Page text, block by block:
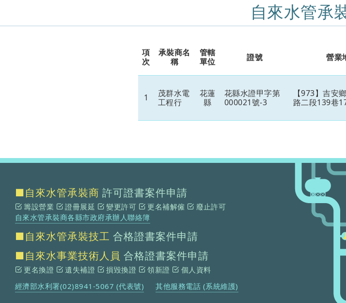
自來水管承
項
次
承裝商名
稱
管轄
單位
證號 營業
1
茂群水電
工程行
花蓮
縣
花縣水證甲字第
000021號-3
【973】吉安
路二段139巷
■自來水管承裝商 許可證書案件申請
籌設營業 證冊展延 變更許可 更名補解僱
廢止許可
自來水管承裝商各縣市政府承辦人聯絡簿
■自來水管承裝技工 合格證書案件申請
■自來水事業技術人員 合格證書案件申請
更名換證 遺失補證 損毀換證 領新證
個人資料
經濟部水利署(02)8941-5067 (代表號)
其他服務電話 (系統維護)